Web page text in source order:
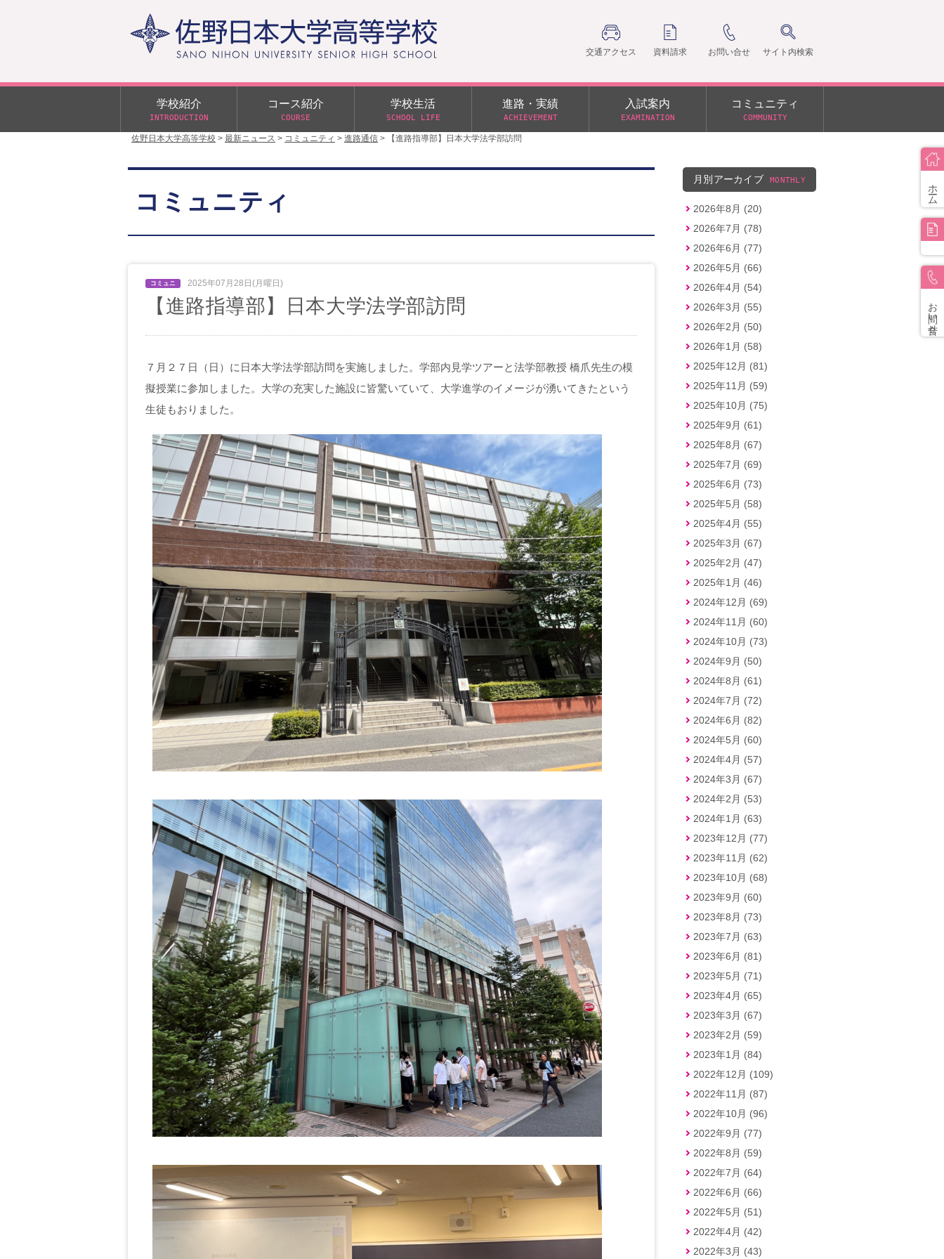
ホーム
お問い合せ
交通アクセス 資料請求 お問い合せ サイト内検索
佐野日本大学高等学校 > 最新ニュース > コミュニティ > 進路通信 > 【進路指導部】日本大学法学部訪問
学校紹介
INTRODUCTION
学校案内
広報佐野日大
コース紹介
COURSE
αクラス 特別進学クラス（Tクラス）
ス）
N進学クラス（Nクラス）
学校生活
SCHOOL LIFE
スクールバス
学則（令和8年度～）
進路・実績
ACHIEVEMENT
日大DAY
入試案内
EXAMINATION
学校案内パンフレット
令和７年度 学力判定テスト
コミュニティ
COMMUNITY
サニチヒーローズ
コミュニティ
2025年07月28日(月曜日)
【進路指導部】日本大学法学部訪問
７月２７日（日）に日本大学法学部訪問を実施しました。学部内見学ツアーと法学部教授 橋爪先生の模
擬授業に参加しました。大学の充実した施設に皆驚いていて、大学進学のイメージが湧いてきたという
生徒もおりました。
月別アーカイブ MONTHLY
2026年8月 (20)
2026年7月 (78)
2026年6月 (77)
2026年5月 (66)
2026年4月 (54)
2026年3月 (55)
2026年2月 (50)
2026年1月 (58)
2025年12月 (81)
2025年11月 (59)
2025年10月 (75)
2025年9月 (61)
2025年8月 (67)
2025年7月 (69)
2025年6月 (73)
2025年5月 (58)
2025年4月 (55)
2025年3月 (67)
2025年2月 (47)
2025年1月 (46)
2024年12月 (69)
2024年11月 (60)
2024年10月 (73)
2024年9月 (50)
2024年8月 (61)
2024年7月 (72)
2024年6月 (82)
2024年5月 (60)
2024年4月 (57)
2024年3月 (67)
2024年2月 (53)
2024年1月 (63)
2023年12月 (77)
2023年11月 (62)
2023年10月 (68)
2023年9月 (60)
2023年8月 (73)
2023年7月 (63)
2023年6月 (81)
2023年5月 (71)
2023年4月 (65)
2023年3月 (67)
2023年2月 (59)
2023年1月 (84)
2022年12月 (109)
2022年11月 (87)
2022年10月 (96)
2022年9月 (77)
2022年8月 (59)
2022年7月 (64)
2022年6月 (66)
2022年5月 (51)
2022年4月 (42)
2022年3月 (43)